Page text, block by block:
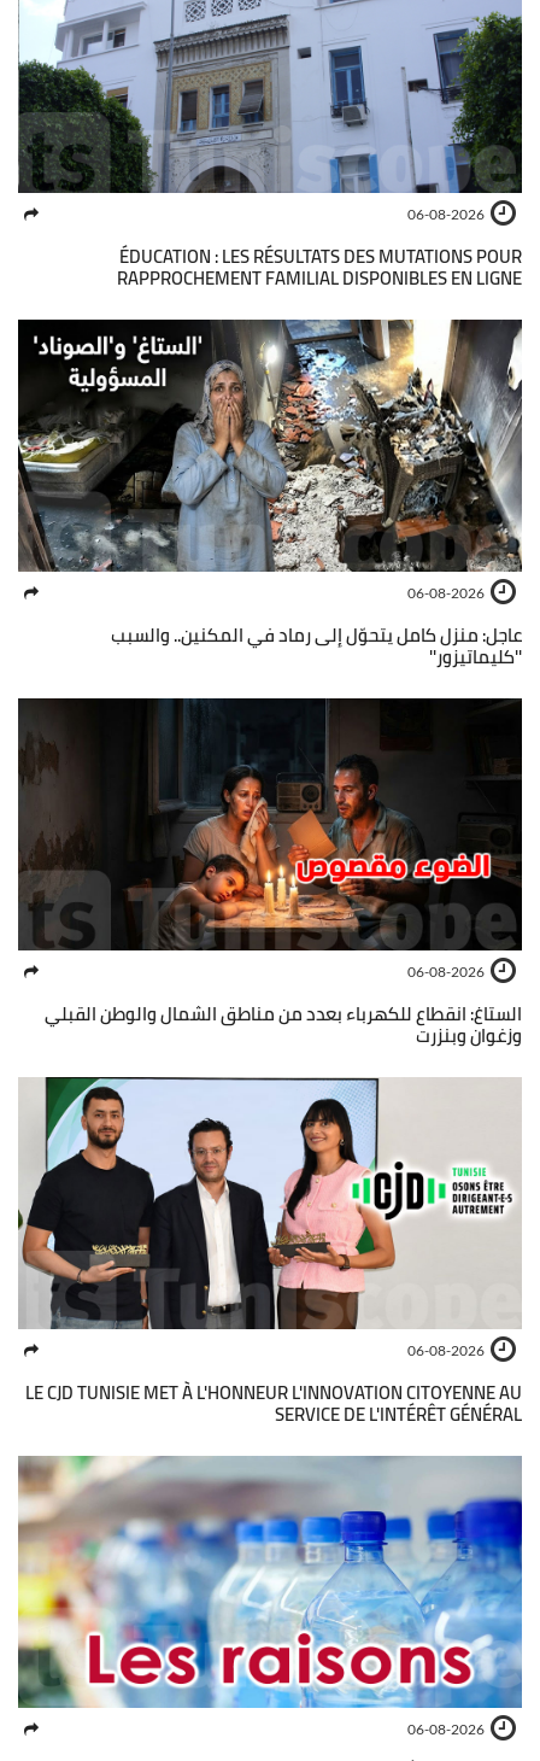
06-08-2026
ÉDUCATION : LES RÉSULTATS DES MUTATIONS POUR
RAPPROCHEMENT FAMILIAL DISPONIBLES EN LIGNE
06-08-2026
عاجل: منزل كامل يتحوّل إلى رماد في المكنين.. والسبب
''كليماتيزور''
06-08-2026
الستاغ: انقطاع للكهرباء بعدد من مناطق الشمال والوطن القبلي
وزغوان وبنزرت
06-08-2026
LE CJD TUNISIE MET À L'HONNEUR L'INNOVATION CITOYENNE AU
SERVICE DE L'INTÉRÊT GÉNÉRAL
06-08-2026